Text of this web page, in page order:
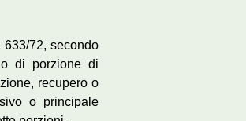
633/72, secondo
o di porzione di
recupero o
o principale